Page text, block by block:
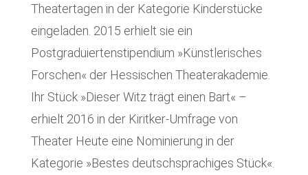
Theatertagen in der Kategorie Kinderstücke
eingeladen. 2015 erhielt sie ein
Postgraduiertenstipendium »Künstlerisches
Forschen« der Hessischen Theaterakademie.
Ihr Stück »Dieser Witz trägt einen Bart« –
erhielt 2016 in der Kiritker-Umfrage von
Theater Heute eine Nominierung in der
Kategorie »Bestes deutschsprachiges Stück«.